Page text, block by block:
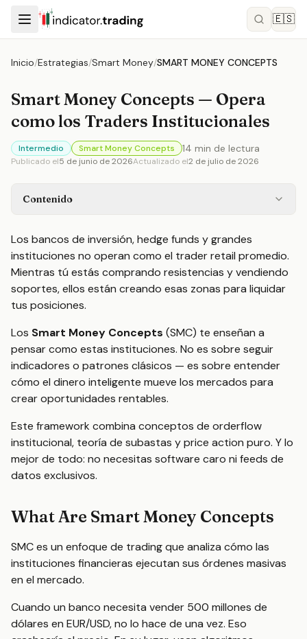
🇪🇸
Inicio/Estrategias/Smart Money/SMART MONEY CONCEPTS
Smart Money Concepts — Opera
como los Traders Institucionales
Intermedio Smart Money Concepts 14 min de lectura
Publicado el5 de junio de 2026Actualizado el2 de julio de 2026
Contenido
Los bancos de inversión, hedge funds y grandes
instituciones no operan como el trader retail promedio.
Mientras tú estás comprando resistencias y vendiendo
soportes, ellos están creando esas zonas para liquidar
tus posiciones.
Los Smart Money Concepts (SMC) te enseñan a
pensar como estas instituciones. No es sobre seguir
indicadores o patrones clásicos — es sobre entender
cómo el dinero inteligente mueve los mercados para
crear oportunidades rentables.
Este framework combina conceptos de orderflow
institucional, teoría de subastas y price action puro. Y lo
mejor de todo: no necesitas software caro ni feeds de
datos exclusivos.
What Are Smart Money Concepts
SMC es un enfoque de trading que analiza cómo las
instituciones financieras ejecutan sus órdenes masivas
en el mercado.
Cuando un banco necesita vender 500 millones de
dólares en EUR/USD, no lo hace de una vez. Eso